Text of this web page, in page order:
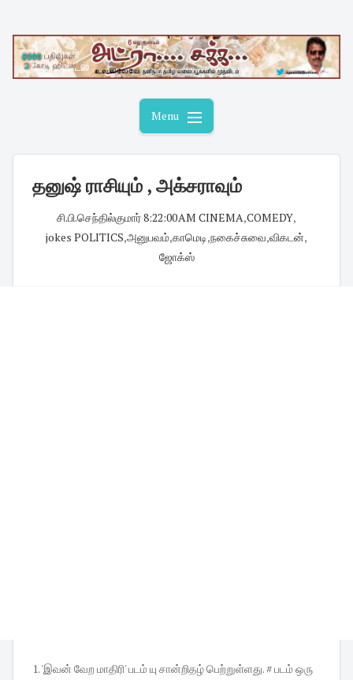
content
Menu
தனுஷ் ராசியும் , அக்சராவும்
சி.பி.செந்தில்குமார்8:22:00 AM CINEMA,COMEDY,
jokes POLITICS,அனுபவம்,காமெடி,நகைச்சுவை,விகடன்,
ஜோக்ஸ்
1. 'இவன் வேற மாதிரி' படம் யு சான்றிதழ் பெற்றுள்ளது. # படம் ஒரு